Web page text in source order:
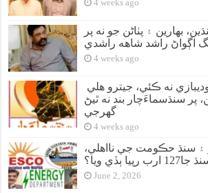
4 weeks ago
بهارين ۽ پٺاڻن جو نه پر
اڳواڻ راشد شاهه راشدي
4 weeks ago
پر سنڌسماءَچار بند نه ٿيڻ
گهرجي
4 weeks ago
سنڌ حڪومت جي نااهلي،
ارب رپيا ٻڏي ويا؟
June 2, 2026